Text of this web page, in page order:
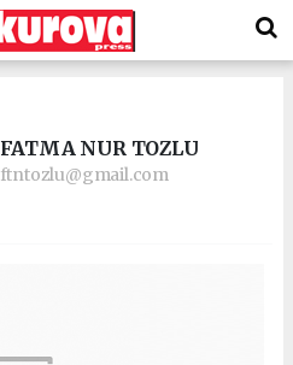
FATMA NUR TOZLU
ftntozlu@gmail.com